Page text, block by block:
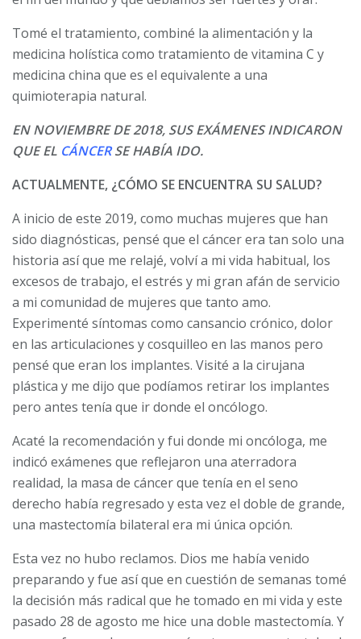
Tomé el tratamiento, combiné la alimentación y la
medicina holística como tratamiento de vitamina C y
medicina china que es el equivalente a una
quimioterapia natural.
EN NOVIEMBRE DE 2018, SUS EXÁMENES INDICARON
QUE EL CÁNCERSE HABÍA IDO.
ACTUALMENTE, ¿CÓMO SE ENCUENTRA SU SALUD?
A inicio de este 2019, como muchas mujeres que han
sido diagnósticas, pensé que el cáncer era tan solo una
historia así que me relajé, volví a mi vida habitual, los
excesos de trabajo, el estrés y mi gran afán de servicio
a mi comunidad de mujeres que tanto amo.
Experimenté síntomas como cansancio crónico, dolor
en las articulaciones y cosquilleo en las manos pero
pensé que eran los implantes. Visité a la cirujana
plástica y me dijo que podíamos retirar los implantes
pero antes tenía que ir donde el oncólogo.
Acaté la recomendación y fui donde mi oncóloga, me
indicó exámenes que reflejaron una aterradora
realidad, la masa de cáncer que tenía en el seno
derecho había regresado y esta vez el doble de grande,
una mastectomía bilateral era mi única opción.
Esta vez no hubo reclamos. Dios me había venido
preparando y fue así que en cuestión de semanas tomé
la decisión más radical que he tomado en mi vida y este
pasado 28 de agosto me hice una doble mastectomía. Y